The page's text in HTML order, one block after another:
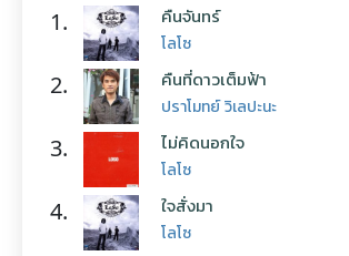
1. คืนจันทร์
โลโซ
2. คืนที่ดาวเต็มฟ้า
ปราโมทย์ วิเลปะนะ
3. ไม่คิดนอกใจ
โลโซ
4. ใจสั่งมา
โลโซ